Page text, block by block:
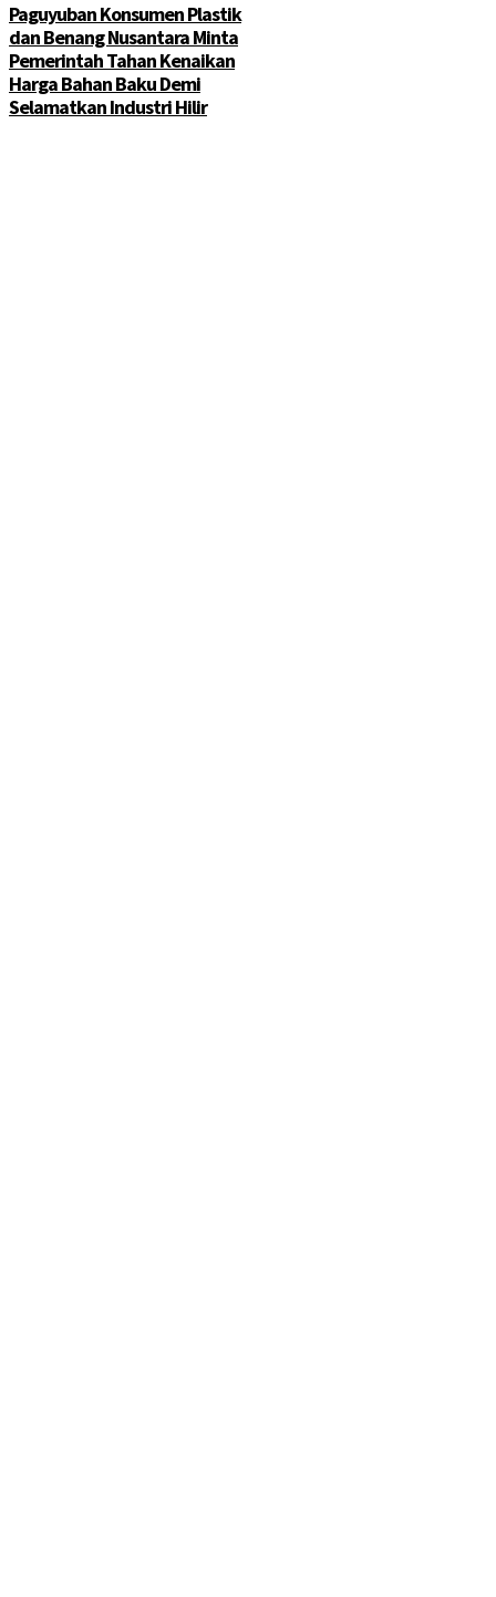
Paguyuban Konsumen Plastik
dan Benang Nusantara Minta
Pemerintah Tahan Kenaikan
Harga Bahan Baku Demi
Selamatkan Industri Hilir